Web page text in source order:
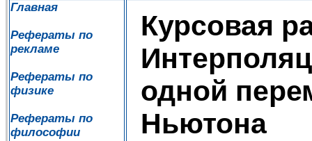
Главная
Рефераты по
рекламе
Рефераты по
физике
Рефераты по
философии
Курсовая
одной
Ньютона